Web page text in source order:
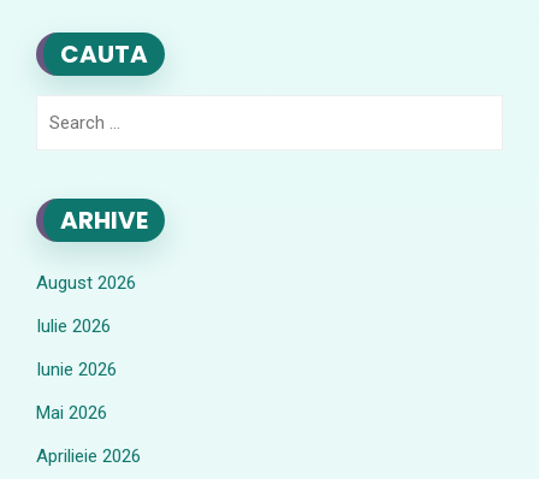
CAUTA
ARHIVE
August 2026
Iulie 2026
Iunie 2026
Mai 2026
Aprilieie 2026